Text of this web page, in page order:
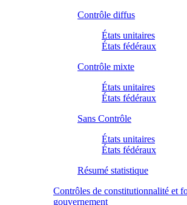
Contrôle diffus
États unitaires
États fédéraux
Contrôle mixte
États unitaires
États fédéraux
Sans Contrôle
États unitaires
États fédéraux
Résumé statistique
Contrôles de constitutionnalité et
gouvernement